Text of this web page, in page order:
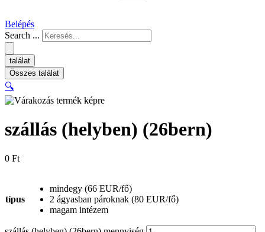
Belépés
Search ...
találat
Összes találat
🔍
szállás (helyben) (26bern)
0 Ft
típus
mindegy (66 EUR/fő)
2 ágyasban pároknak (80 EUR/fő)
magam intézem